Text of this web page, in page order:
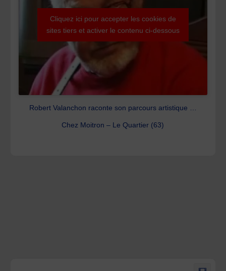
Cliquez ici pour accepter les cookies de
sites tiers et activer le contenu ci-dessous
Robert Valanchon raconte son parcours artistique …
Chez Moitron – Le Quartier (63)